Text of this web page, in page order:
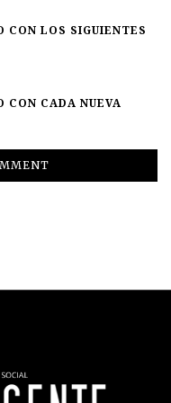
CON LOS SIGUIENTES
CON CADA NUEVA